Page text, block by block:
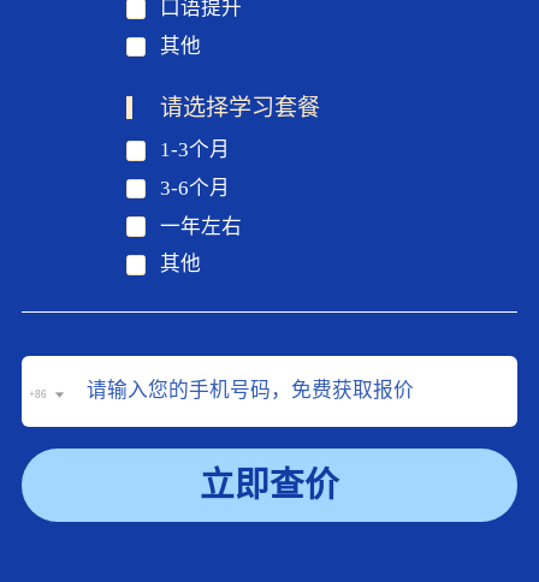
口语提升
其他
请选择学习套餐
1-3个月
3-6个月
一年左右
其他
+86
立即查价